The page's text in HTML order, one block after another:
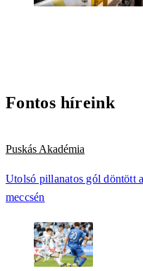
Fontos híreink
Puskás Akadémia
Utolsó pillanatos gól döntött
meccsén